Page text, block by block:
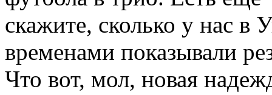
скажите, сколько у нас в
временами показывали
Что вот, мол, новая